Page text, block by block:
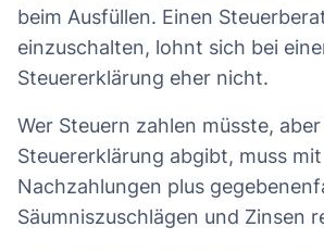
beim Ausfüllen. Einen
einzuschalten, lohnt sich bei
Steuererklärung eher nicht.
Wer Steuern zahlen müsste,
Steuererklärung abgibt, muss mit
Nachzahlungen plus
Säumniszuschlägen und Zinsen